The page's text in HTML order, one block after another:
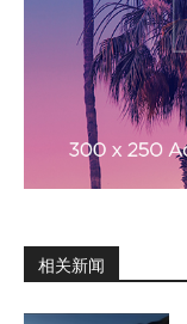
相关新闻